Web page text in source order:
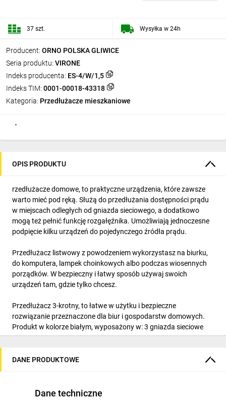
Producent: ORNO POLSKA GLIWICE
Seria produktu: VIRONE
Indeks producenta: ES-4/W/1,5
Indeks TIM: 0001-00018-43318
Kategoria: Przedłużacze mieszkaniowe
37 szt. Wysyłka w 24h
OPIS PRODUKTU
rzedłużacze domowe, to praktyczne urządzenia, które zawsze
warto mieć pod ręką. Służą do przedłużania dostępności prądu
w miejscach odległych od gniazda sieciowego, a dodatkowo
mogą też pełnić funkcję rozgałęźnika. Umożliwiają jednoczesne
podpięcie kilku urządzeń do pojedynczego źródła prądu.
Przedłużacz listwowy z powodzeniem wykorzystasz na biurku,
do komputera, lampek choinkowych albo podczas wiosennych
porządków. W bezpieczny i łatwy sposób używaj swoich
urządzeń tam, gdzie tylko chcesz.
Przedłużacz 3-krotny, to łatwe w użytku i bezpieczne
rozwiązanie przeznaczone dla biur i gospodarstw domowych.
Produkt w kolorze białym, wyposażony w: 3 gniazda sieciowe
2P+Z typu francuskiego, przewód H05VV-F 3x1,5 mm2, o
przesłony torów prądowych, wygodną zawieszkę, jeżeli
Dodatkowo przedłużacz posiada stopień ochrony IP20 (do
DANE PRODUKTOWE
Dane techniczne